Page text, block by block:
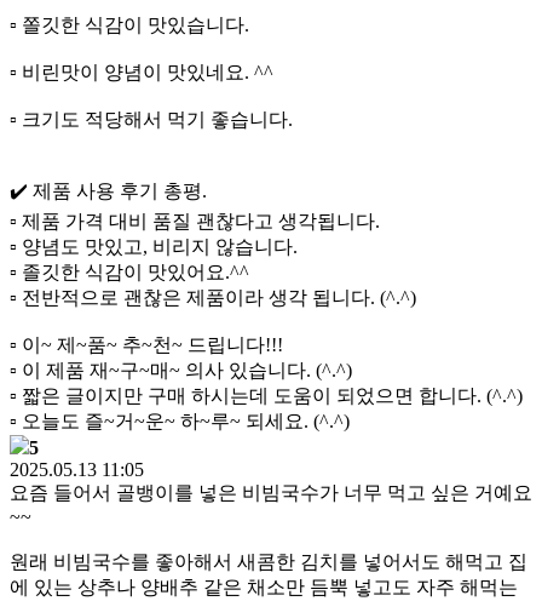
▫️ 쫄깃한 식감이 맛있습니다.
▫️ 비린맛이 양념이 맛있네요. ^^
▫️ 크기도 적당해서 먹기 좋습니다.
✔️ 제품 사용 후기 총평.
▫️ 제품 가격 대비 품질 괜찮다고 생각됩니다.
▫️ 양념도 맛있고, 비리지 않습니다.
▫️ 졸깃한 식감이 맛있어요.^^
▫️ 전반적으로 괜찮은 제품이라 생각 됩니다. (^.^)
▫️ 이~ 제~품~ 추~천~ 드립니다!!!
▫️ 이 제품 재~구~매~ 의사 있습니다. (^.^)
▫️ 짧은 글이지만 구매 하시는데 도움이 되었으면 합니다. (^.^)
▫️ 오늘도 즐~거~운~ 하~루~ 되세요. (^.^)
5
2025.05.13 11:05
요즘 들어서 골뱅이를 넣은 비빔국수가 너무 먹고 싶은 거예요
~~
원래 비빔국수를 좋아해서 새콤한 김치를 넣어서도 해먹고 집
에 있는 상추나 양배추 같은 채소만 듬뿍 넣고도 자주 해먹는